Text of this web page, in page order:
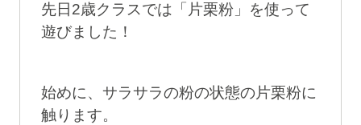
先日2歳クラスでは「片栗粉」を使って
遊びました！
始めに、サラサラの粉の状態の片栗粉に
触ります。